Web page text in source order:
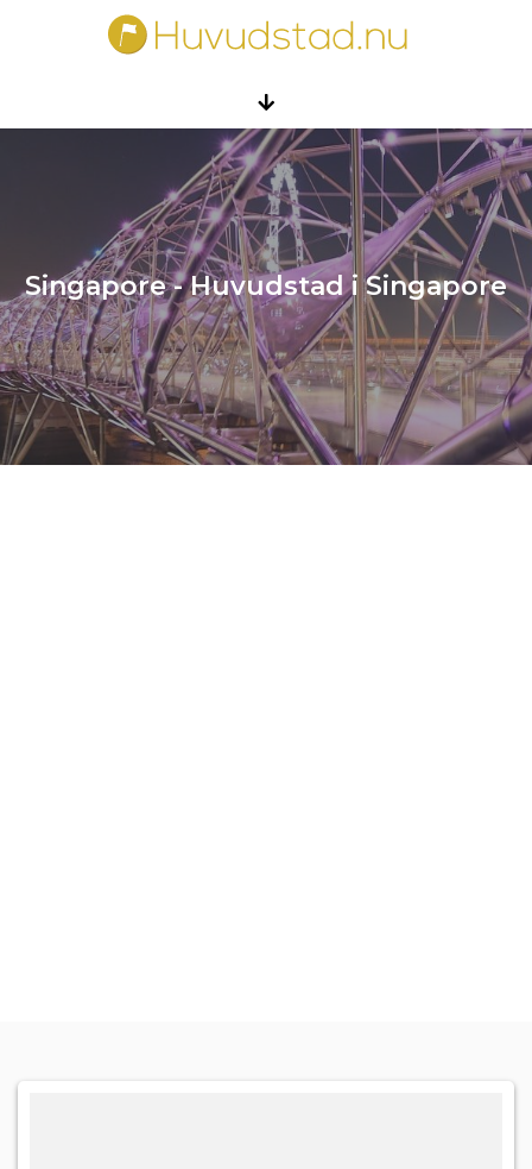
Singapore - Huvudstad i Singapore